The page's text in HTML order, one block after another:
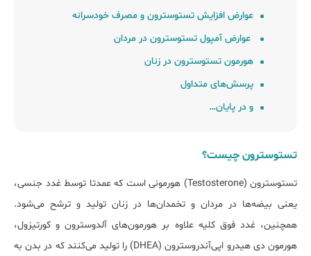
عوارض افزایش تستوسترون و مصرف خودسرانه
عوارض آمپول تستوسترون در مردان
هورمون تستوسترون در زنان
پرسش‌های متداول
و در پایان…
تستوسترون چیست؟
تستوسترون (Testosterone) هورمونی است که عمدتا توسط غدد جنسی،
یعنی بیضه‌ها در مردان و تخمدان‌ها در زنان تولید و ترشح می‌شود.
همچنین، غدد فوق کلیه علاوه بر هورمون‌های آلدوسترون و کورتیزول،
هورمون دی هیدرو اپی‌آندروسترون (DHEA) را تولید می‌کنند که در بدن به